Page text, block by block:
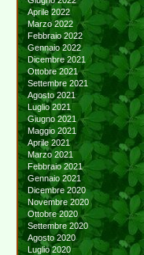
Aprile 2022
Marzo 2022
Febbraio 2022
Gennaio 2022
Dicembre 2021
Ottobre 2021
Settembre 2021
Agosto 2021
Luglio 2021
Giugno 2021
Maggio 2021
Aprile 2021
Marzo 2021
Febbraio 2021
Gennaio 2021
Dicembre 2020
Novembre 2020
Ottobre 2020
Settembre 2020
Agosto 2020
Luglio 2020